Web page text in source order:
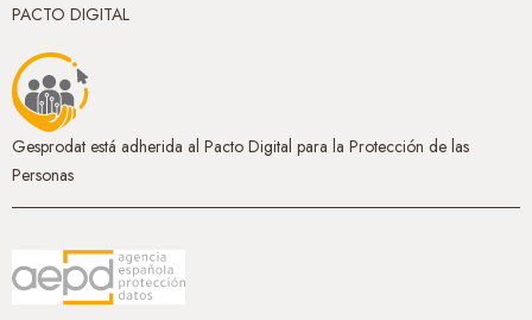
PACTO DIGITAL
Gesprodat está adherida al Pacto Digital para la Protección de las
Personas